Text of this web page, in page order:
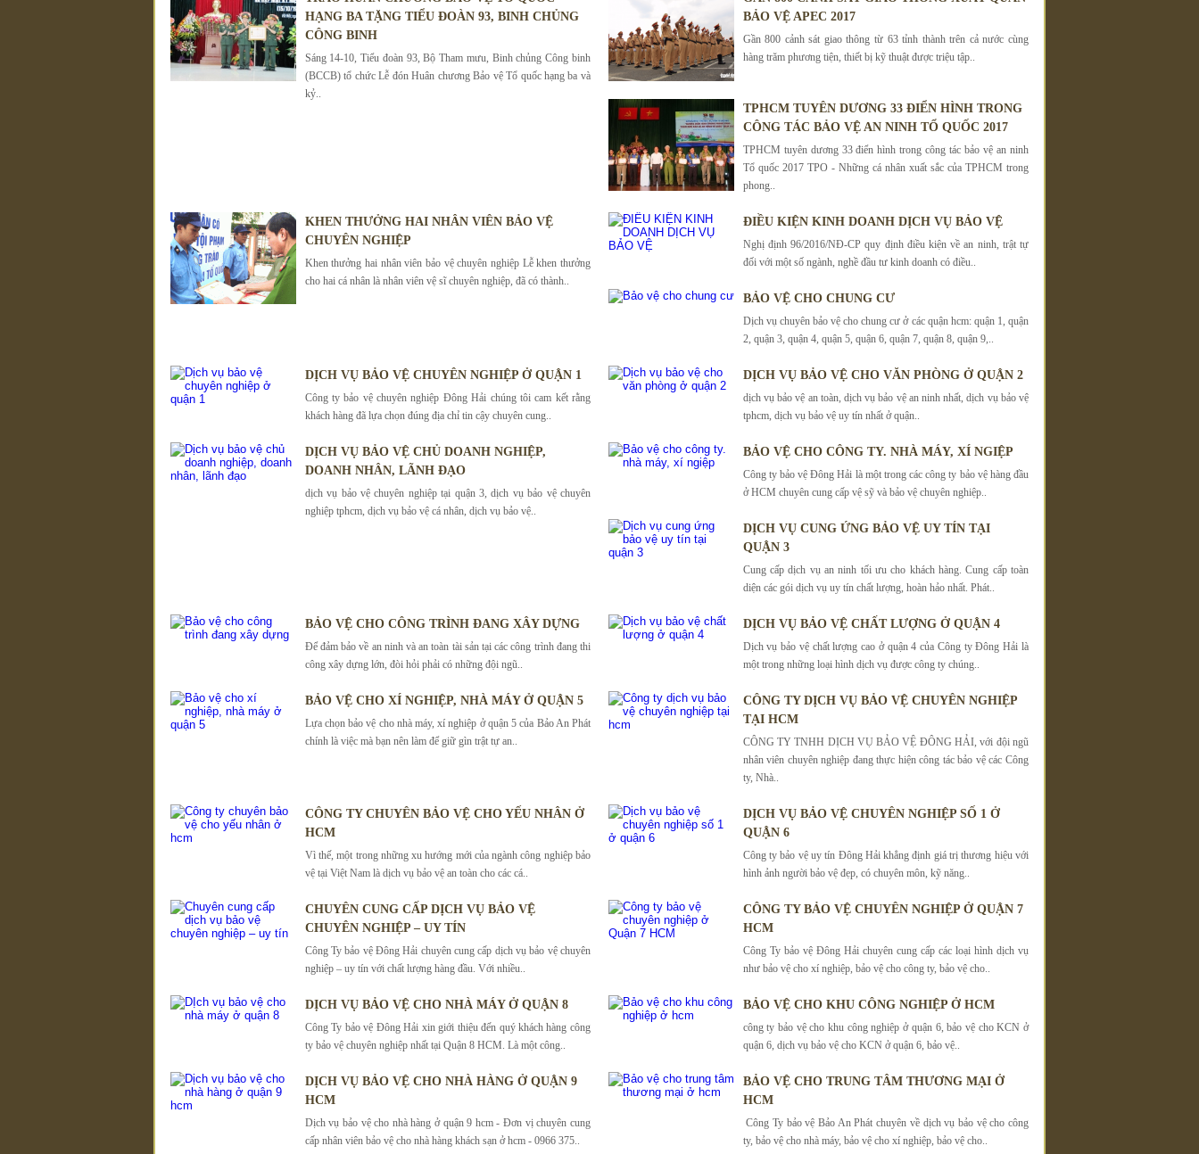
HẠNG BA TẶNG TIỂU ĐOÀN 93, BINH CHỦNG
CÔNG BINH
Sáng 14-10, Tiểu đoàn 93, Bộ Tham mưu, Binh chủng Công binh
(BCCB) tổ chức Lễ đón Huân chương Bảo vệ Tổ quốc hạng ba và
kỷ..
BẢO VỆ APEC 2017
Gần 800 cảnh sát giao thông từ 63 tỉnh thành trên cả nước cùng
hàng trăm phương tiện, thiết bị kỹ thuật được triệu tập..
TPHCM TUYÊN DƯƠNG 33 ĐIỂN HÌNH TRONG
CÔNG TÁC BẢO VỆ AN NINH TỔ QUỐC 2017
TPHCM tuyên dương 33 điển hình trong công tác bảo vệ an ninh
Tổ quốc 2017 TPO - Những cá nhân xuất sắc của TPHCM trong
phong..
KHEN THƯỞNG HAI NHÂN VIÊN BẢO VỆ
CHUYÊN NGHIỆP
Khen thưởng hai nhân viên bảo vệ chuyên nghiệp Lễ khen thưởng
cho hai cá nhân là nhân viên vệ sĩ chuyên nghiệp, đã có thành..
ĐIỀU KIỆN KINH DOANH DỊCH VỤ BẢO VỆ
Nghị định 96/2016/NĐ-CP quy định điều kiện về an ninh, trật tự
đối với một số ngành, nghề đầu tư kinh doanh có điều..
BẢO VỆ CHO CHUNG CƯ
Dịch vụ chuyên bảo vệ cho chung cư ở các quận hcm: quận 1, quận
2, quận 3, quận 4, quận 5, quận 6, quận 7, quận 8, quận 9,..
DỊCH VỤ BẢO VỆ CHUYÊN NGHIỆP Ở QUẬN 1
Công ty bảo vệ chuyên nghiệp Đông Hải chúng tôi cam kết rằng
khách hàng đã lựa chọn đúng địa chỉ tin cậy chuyên cung..
DỊCH VỤ BẢO VỆ CHO VĂN PHÒNG Ở QUẬN 2
dịch vụ bảo vệ an toàn, dịch vụ bảo vệ an ninh nhất, dịch vụ bảo vệ
tphcm, dịch vụ bảo vệ uy tín nhất ở quận..
DỊCH VỤ BẢO VỆ CHỦ DOANH NGHIỆP,
DOANH NHÂN, LÃNH ĐẠO
dịch vụ bảo vệ chuyên nghiệp tại quận 3, dịch vụ bảo vệ chuyên
nghiệp tphcm, dịch vụ bảo vệ cá nhân, dịch vụ bảo vệ..
BẢO VỆ CHO CÔNG TY. NHÀ MÁY, XÍ NGIỆP
Công ty bảo vệ Đông Hải là một trong các công ty bảo vệ hàng đầu
ở HCM chuyên cung cấp vệ sỹ và bảo vệ chuyên nghiệp..
DỊCH VỤ CUNG ỨNG BẢO VỆ UY TÍN TẠI
QUẬN 3
Cung cấp dịch vụ an ninh tối ưu cho khách hàng. Cung cấp toàn
diện các gói dịch vụ uy tín chất lượng, hoàn hảo nhất. Phát..
BẢO VỆ CHO CÔNG TRÌNH ĐANG XÂY DỰNG
Để đảm bảo về an ninh và an toàn tài sản tại các công trình đang thi
công xây dựng lớn, đòi hỏi phải có những đội ngũ..
DỊCH VỤ BẢO VỆ CHẤT LƯỢNG Ở QUẬN 4
Dịch vụ bảo vệ chất lượng cao ở quận 4 của Công ty Đông Hải là
một trong những loại hình dịch vụ được công ty chúng..
BẢO VỆ CHO XÍ NGHIỆP, NHÀ MÁY Ở QUẬN 5
Lựa chọn bảo vệ cho nhà máy, xí nghiệp ở quận 5 của Bảo An Phát
chính là việc mà bạn nên làm để giữ gìn trật tự an..
CÔNG TY DỊCH VỤ BẢO VỆ CHUYÊN NGHIỆP
TẠI HCM
CÔNG TY TNHH DỊCH VỤ BẢO VỆ ĐÔNG HẢI, với đội ngũ
nhân viên chuyên nghiệp đang thực hiện công tác bảo vệ các Công
ty, Nhà..
CÔNG TY CHUYÊN BẢO VỆ CHO YẾU NHÂN Ở
HCM
Vì thế, một trong những xu hướng mới của ngành công nghiệp bảo
vệ tại Việt Nam là dịch vụ bảo vệ an toàn cho các cá..
DỊCH VỤ BẢO VỆ CHUYÊN NGHIỆP SỐ 1 Ở
QUẬN 6
Công ty bảo vệ uy tín Đông Hải khẳng định giá trị thương hiệu với
hình ảnh người bảo vệ đẹp, có chuyên môn, kỹ năng..
CHUYÊN CUNG CẤP DỊCH VỤ BẢO VỆ
CHUYÊN NGHIỆP – UY TÍN
Công Ty bảo vệ Đông Hải chuyên cung cấp dịch vụ bảo vệ chuyên
nghiệp – uy tín với chất lượng hàng đầu. Với nhiều..
CÔNG TY BẢO VỆ CHUYÊN NGHIỆP Ở QUẬN 7
HCM
Công Ty bảo vệ Đông Hải chuyên cung cấp các loại hình dịch vụ
như bảo vệ cho xí nghiệp, bảo vệ cho công ty, bảo vệ cho..
DỊCH VỤ BẢO VỆ CHO NHÀ MÁY Ở QUẬN 8
Công Ty bảo vệ Đông Hải xin giới thiệu đến quý khách hàng công
ty bảo vệ chuyên nghiệp nhất tại Quận 8 HCM. Là một công..
BẢO VỆ CHO KHU CÔNG NGHIỆP Ở HCM
công ty bảo vệ cho khu công nghiệp ở quận 6, bảo vệ cho KCN ở
quận 6, dịch vụ bảo vệ cho KCN ở quận 6, bảo vệ..
DỊCH VỤ BẢO VỆ CHO NHÀ HÀNG Ở QUẬN 9
HCM
Dịch vụ bảo vệ cho nhà hàng ở quận 9 hcm - Đơn vị chuyên cung
cấp nhân viên bảo vệ cho nhà hàng khách sạn ở hcm - 0966 375..
BẢO VỆ CHO TRUNG TÂM THƯƠNG MẠI Ở
HCM
Công Ty bảo vệ Bảo An Phát chuyên về dịch vụ bảo vệ cho công
ty, bảo vệ cho nhà máy, bảo vệ cho xí nghiệp, bảo vệ cho..